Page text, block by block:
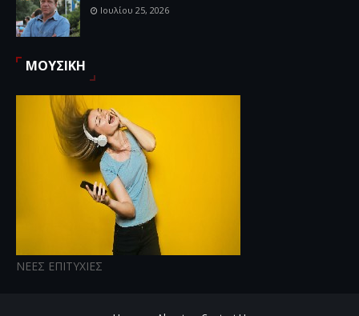
Ιουλίου 25, 2026
ΜΟΥΣΙΚΗ
ΝΕΕΣ ΕΠΙΤΥΧΙΕΣ